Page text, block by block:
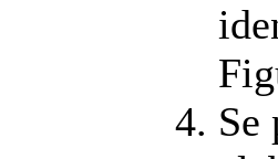
Se